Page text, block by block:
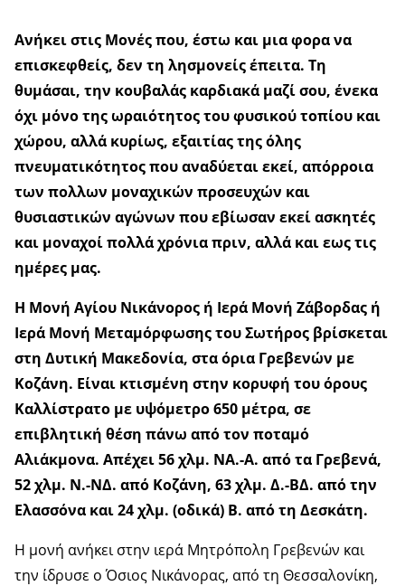
Ανήκει στις Μονές που, έστω και μια φορα να
επισκεφθείς, δεν τη λησμονείς έπειτα. Τη
θυμάσαι, την κουβαλάς καρδιακά μαζί σου, ένεκα
όχι μόνο της ωραιότητος του φυσικού τοπίου και
χώρου, αλλά κυρίως, εξαιτίας της όλης
πνευματικότητος που αναδύεται εκεί, απόρροια
των πολλων μοναχικών προσευχών και
θυσιαστικών αγώνων που εβίωσαν εκεί ασκητές
και μοναχοί πολλά χρόνια πριν, αλλά και εως τις
ημέρες μας.
Η Μονή Αγίου Νικάνορος ή Ιερά Μονή Ζάβορδας ή
Ιερά Μονή Μεταμόρφωσης του Σωτήρος βρίσκεται
στη Δυτική Μακεδονία, στα όρια Γρεβενών με
Κοζάνη. Είναι κτισμένη στην κορυφή του όρους
Καλλίστρατο με υψόμετρο 650 μέτρα, σε
επιβλητική θέση πάνω από τον ποταμό
Αλιάκμονα. Απέχει 56 χλμ. ΝΑ.-Α. από τα Γρεβενά,
52 χλμ. Ν.-ΝΔ. από Κοζάνη, 63 χλμ. Δ.-ΒΔ. από την
Ελασσόνα και 24 χλμ. (οδικά) Β. από τη Δεσκάτη.
Η μονή ανήκει στην ιερά Μητρόπολη Γρεβενών και
την ίδρυσε ο Όσιος Νικάνορας, από τη Θεσσαλονίκη,